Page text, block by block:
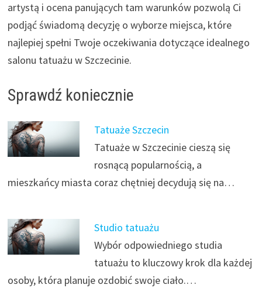
artystą i ocena panujących tam warunków pozwolą Ci
podjąć świadomą decyzję o wyborze miejsca, które
najlepiej spełni Twoje oczekiwania dotyczące idealnego
salonu tatuażu w Szczecinie.
Sprawdź koniecznie
Tatuaże Szczecin
Tatuaże w Szczecinie cieszą się
rosnącą popularnością, a
mieszkańcy miasta coraz chętniej decydują się na…
Studio tatuażu
Wybór odpowiedniego studia
tatuażu to kluczowy krok dla każdej
osoby, która planuje ozdobić swoje ciało.…